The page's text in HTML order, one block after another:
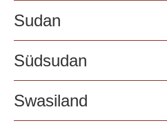
Sudan
Südsudan
Swasiland